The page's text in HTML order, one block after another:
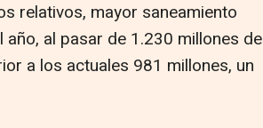
relativos, mayor saneamiento
al pasar de 1.230 millones de
a los actuales 981 millones, un